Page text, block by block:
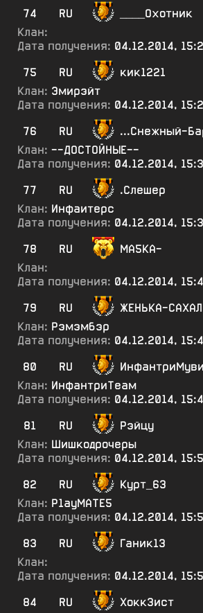
74
RU
____Охотник
Клан:
Дата получения: 04.12.2014,
75
RU
кик1221
Клан: Эмирэйт
Дата получения: 04.12.2014,
76
RU
...Снежный-
Клан: --ДОСТОЙНЫЕ--
Дата получения: 04.12.2014,
77
RU
.Слешер
Клан: Инфаитерс
Дата получения: 04.12.2014,
78
RU
МА5КА-
Клан:
Дата получения: 04.12.2014,
79
RU
ЖЕНЬКА-
Клан: Рэмэмбэр
Дата получения: 04.12.2014,
80
RU
ИнфантриМуви
Клан: ИнфантриТеам
Дата получения: 04.12.2014,
81
RU
Рэйцу
Клан: Шишкодрочеры
Дата получения: 04.12.2014,
82
RU
Курт_6З
Клан: Р1ауМАТЕ5
Дата получения: 04.12.2014,
83
RU
Ганик13
Клан:
Дата получения: 04.12.2014,
84
RU
Хокк3ист